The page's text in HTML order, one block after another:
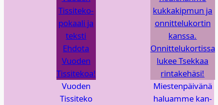
Vuo­den
Tis­si­te­ko
Mies­ten­päi­vä­nä
haluam­me kan­